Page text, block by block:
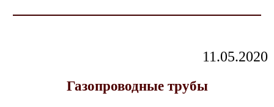
11.05.2020
Газопроводные трубы